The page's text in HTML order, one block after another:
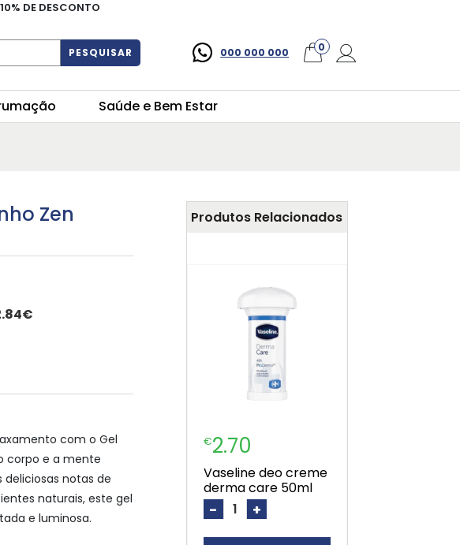
DE DESCONTO
PESQUISAR 000 000 000 0
Saúde e Bem Estar
Zen
com o Gel
corpo e a mente
notas de
naturais, este gel
e luminosa.
Produtos Relacionados
€2.70
vaseline deo creme
derma care 50ml
- +